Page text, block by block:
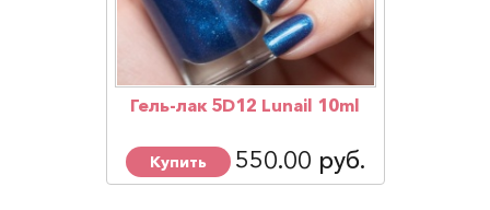
Гель-лак 5D12 Lunail 10ml
Купить 550.00 руб.